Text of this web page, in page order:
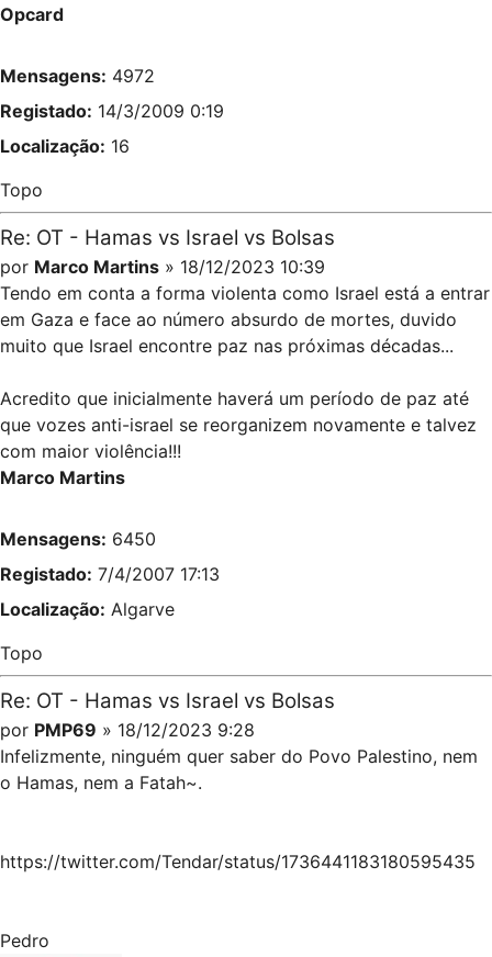
Opcard
Mensagens: 4972
Registado: 14/3/2009 0:19
Localização: 16
Topo
Re: OT - Hamas vs Israel vs Bolsas
por Marco Martins » 18/12/2023 10:39
Tendo em conta a forma violenta como Israel está a entrar
em Gaza e face ao número absurdo de mortes, duvido
muito que Israel encontre paz nas próximas décadas...
Acredito que inicialmente haverá um período de paz até
que vozes anti-israel se reorganizem novamente e talvez
com maior violência!!!
Marco Martins
Mensagens: 6450
Registado: 7/4/2007 17:13
Localização: Algarve
Topo
Re: OT - Hamas vs Israel vs Bolsas
por PMP69 » 18/12/2023 9:28
Infelizmente, ninguém quer saber do Povo Palestino, nem
o Hamas, nem a Fatah~.
https://twitter.com/Tendar/status/1736441183180595435
Pedro